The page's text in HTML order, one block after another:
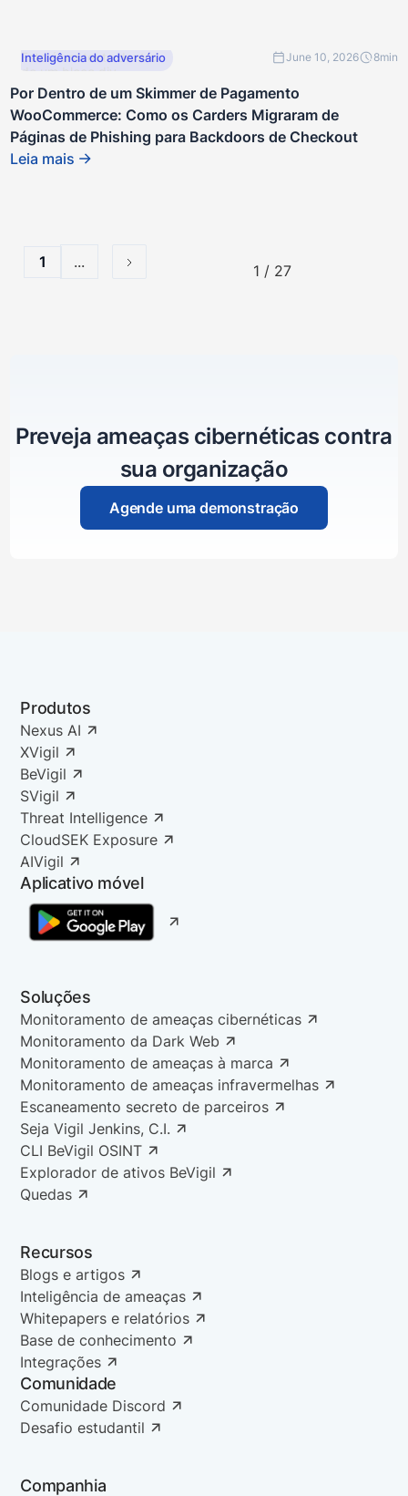
Este é um texto dentro
de um bloco div.
Inteligência do adversário June 10, 2026 8min
Por Dentro de um Skimmer de Pagamento
WooCommerce: Como os Carders Migraram de
Páginas de Phishing para Backdoors de Checkout
Leia mais
1 ... 1 / 27
Preveja ameaças cibernéticas contra
sua organização
Agende uma demonstração
Produtos
Nexus AI
XVigil
BeVigil
SVigil
Threat Intelligence
CloudSEK Exposure
AIVigil
Aplicativo móvel
Soluções
Monitoramento de ameaças cibernéticas
Monitoramento da Dark Web
Monitoramento de ameaças à marca
Monitoramento de ameaças infravermelhas
Escaneamento secreto de parceiros
Seja Vigil Jenkins, C.I.
CLI BeVigil OSINT
Explorador de ativos BeVigil
Quedas
Recursos
Blogs e artigos
Inteligência de ameaças
Whitepapers e relatórios
Base de conhecimento
Integrações
Comunidade
Comunidade Discord
Desafio estudantil
Companhia